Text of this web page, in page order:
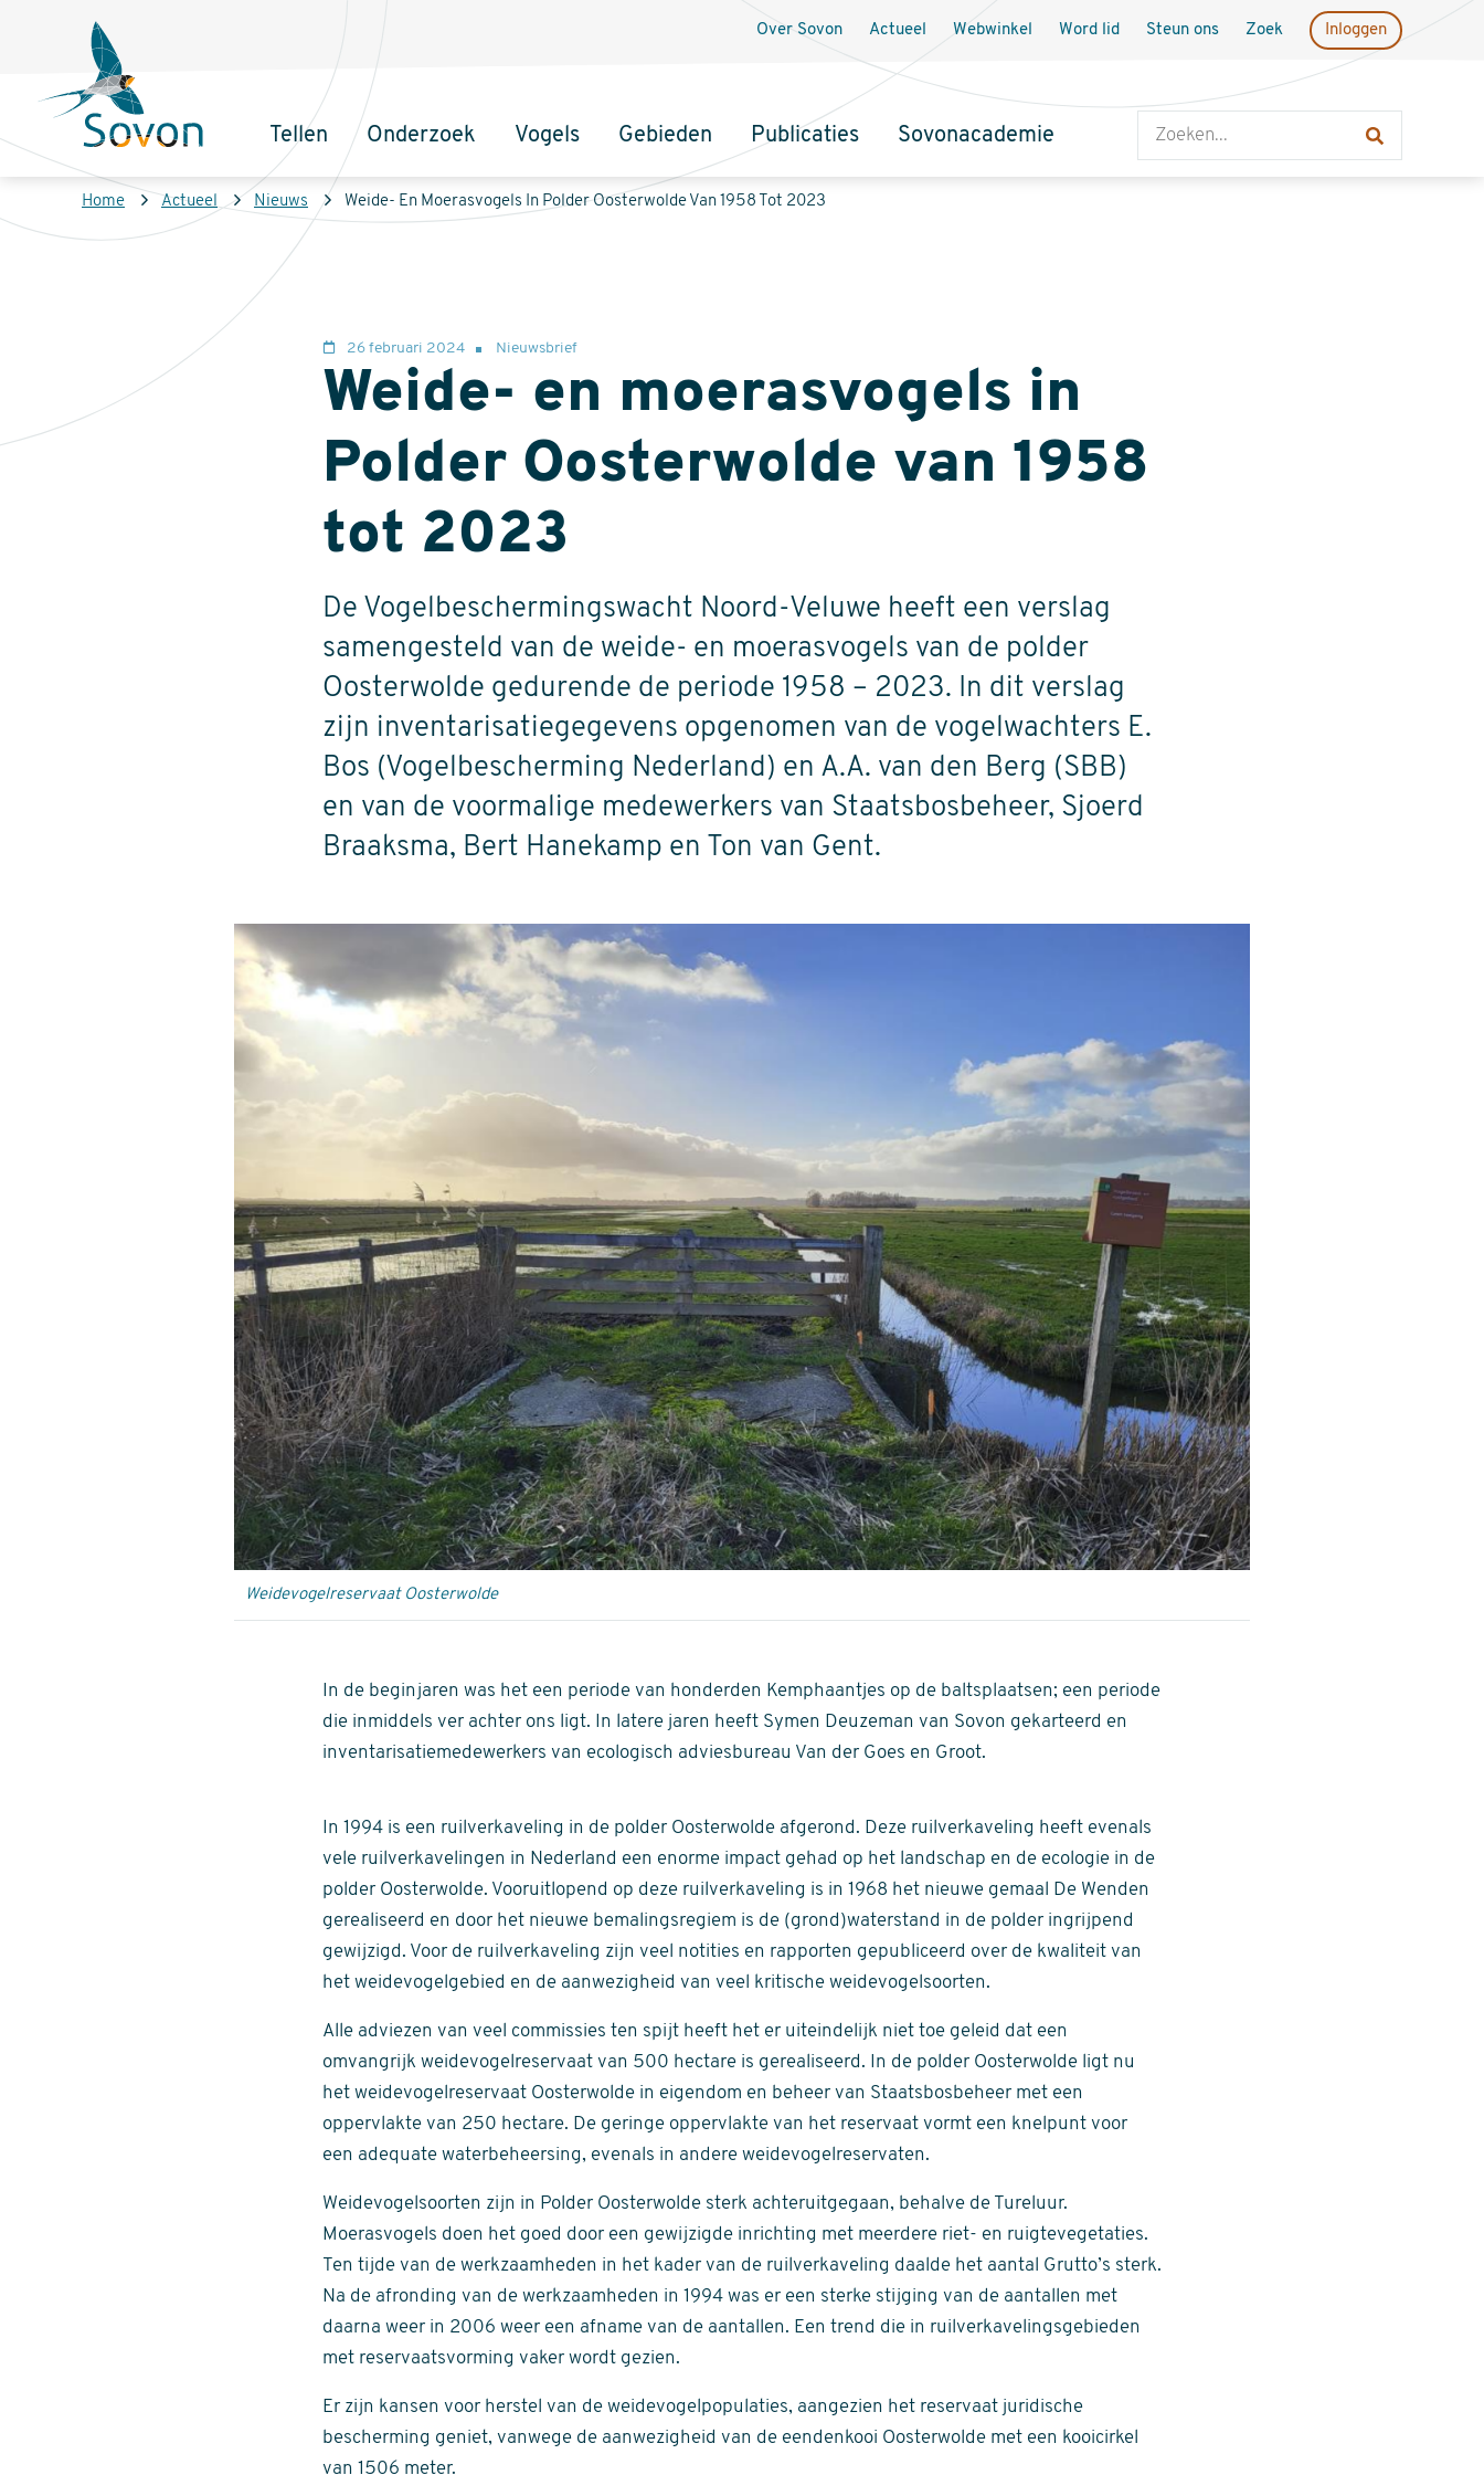
inhoud
Sovon
Homepage
Hoofdnavigatie
Tellen Onderzoek Vogels Gebieden Publicaties Sovonacademie
Over Sovon Actueel Webwinkel Word lid Steun ons Zoek Inloggen
Kruimelpad
Home Actueel Nieuws Weide- En Moerasvogels In Polder Oosterwolde Van 1958 Tot 2023
Weide- en moerasvogels in
Polder Oosterwolde van 1958
tot 2023
26 februari 2024 Nieuwsbrief
De Vogelbeschermingswacht Noord-Veluwe heeft een verslag
samengesteld van de weide- en moerasvogels van de polder
Oosterwolde gedurende de periode 1958 – 2023. In dit verslag
zijn inventarisatiegegevens opgenomen van de vogelwachters E.
Bos (Vogelbescherming Nederland) en A.A. van den Berg (SBB)
en van de voormalige medewerkers van Staatsbosbeheer, Sjoerd
Braaksma, Bert Hanekamp en Ton van Gent.
Weidevogelreservaat Oosterwolde
In de beginjaren was het een periode van honderden Kemphaantjes op de baltsplaatsen; een periode
die inmiddels ver achter ons ligt. In latere jaren heeft Symen Deuzeman van Sovon gekarteerd en
inventarisatiemedewerkers van ecologisch adviesbureau Van der Goes en Groot.
In 1994 is een ruilverkaveling in de polder Oosterwolde afgerond. Deze ruilverkaveling heeft evenals
vele ruilverkavelingen in Nederland een enorme impact gehad op het landschap en de ecologie in de
polder Oosterwolde. Vooruitlopend op deze ruilverkaveling is in 1968 het nieuwe gemaal De Wenden
gerealiseerd en door het nieuwe bemalingsregiem is de (grond)waterstand in de polder ingrijpend
gewijzigd. Voor de ruilverkaveling zijn veel notities en rapporten gepubliceerd over de kwaliteit van
het weidevogelgebied en de aanwezigheid van veel kritische weidevogelsoorten.
Alle adviezen van veel commissies ten spijt heeft het er uiteindelijk niet toe geleid dat een
omvangrijk weidevogelreservaat van 500 hectare is gerealiseerd. In de polder Oosterwolde ligt nu
het weidevogelreservaat Oosterwolde in eigendom en beheer van Staatsbosbeheer met een
oppervlakte van 250 hectare. De geringe oppervlakte van het reservaat vormt een knelpunt voor
een adequate waterbeheersing, evenals in andere weidevogelreservaten.
Weidevogelsoorten zijn in Polder Oosterwolde sterk achteruitgegaan, behalve de Tureluur.
Moerasvogels doen het goed door een gewijzigde inrichting met meerdere riet- en ruigtevegetaties.
Ten tijde van de werkzaamheden in het kader van de ruilverkaveling daalde het aantal Grutto’s sterk.
Na de afronding van de werkzaamheden in 1994 was er een sterke stijging van de aantallen met
daarna weer in 2006 weer een afname van de aantallen. Een trend die in ruilverkavelingsgebieden
met reservaatsvorming vaker wordt gezien.
Er zijn kansen voor herstel van de weidevogelpopulaties, aangezien het reservaat juridische
bescherming geniet, vanwege de aanwezigheid van de eendenkooi Oosterwolde met een kooicirkel
van 1506 meter.